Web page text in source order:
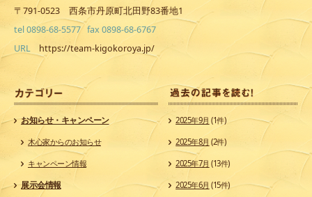
〒791-0523 西条市丹原町北田野83番地1
tel 0898-68-5577 fax 0898-68-6767
URL https://team-kigokoroya.jp/
お知らせ・キャンペーン
木心家からのお知らせ
キャンペーン情報
展示会情報
2025年9月 (1件)
2025年8月 (2件)
2025年7月 (13件)
2025年6月 (15件)